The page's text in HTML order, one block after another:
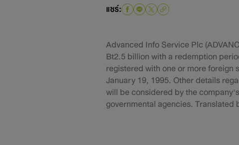
แชร์:
Advanced Info Service Plc
Bt2.5 billion with a redemption
registered with one or more
January 19, 1995. Other details
will be considered by the
governmental agencies. Translated